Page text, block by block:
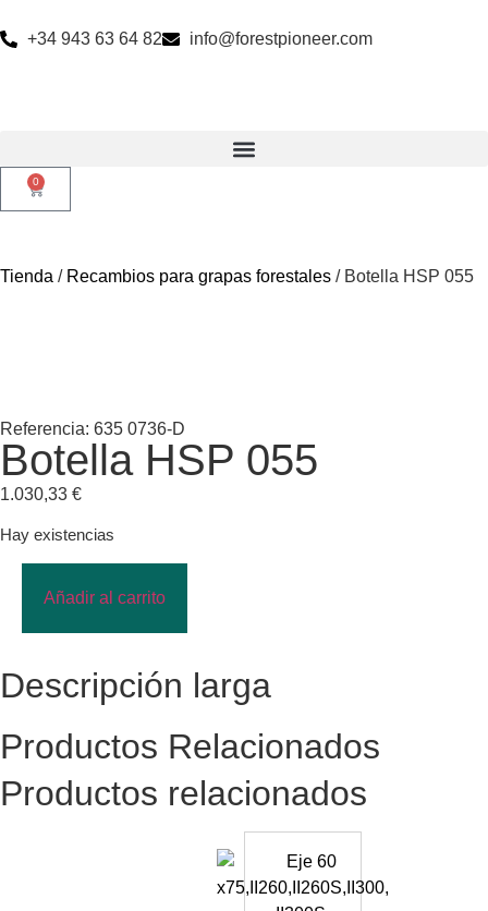
+34 943 63 64 82 info@forestpioneer.com
0
Tienda / Recambios para grapas forestales / Botella HSP 055
Referencia: 635 0736-D
Botella HSP 055
1.030,33 €
Hay existencias
Añadir al carrito
Descripción larga
Productos Relacionados
Productos relacionados